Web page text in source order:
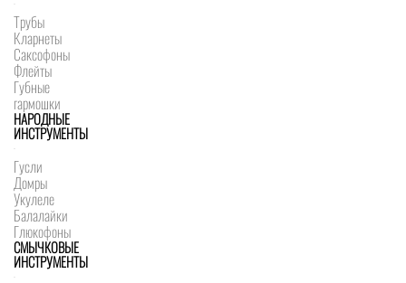
Трубы
Кларнеты
Саксофоны
Флейты
Губные
гармошки
НАРОДНЫЕ
ИНСТРУМЕНТЫ
Гусли
Домры
Укулеле
Балалайки
Глюкофоны
СМЫЧКОВЫЕ
ИНСТРУМЕНТЫ